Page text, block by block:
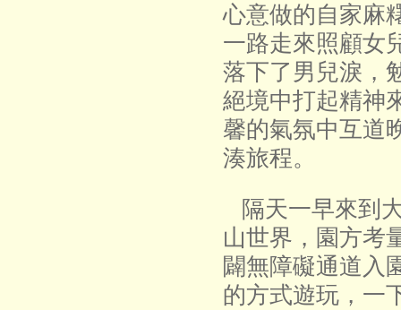
心意做的自家麻
一路走來照顧女
落下了男兒淚，
絕境中打起精神
馨的氣氛中互道
湊旅程。
隔天一早來到
山世界，園方考
闢無障礙通道入
的方式遊玩，一